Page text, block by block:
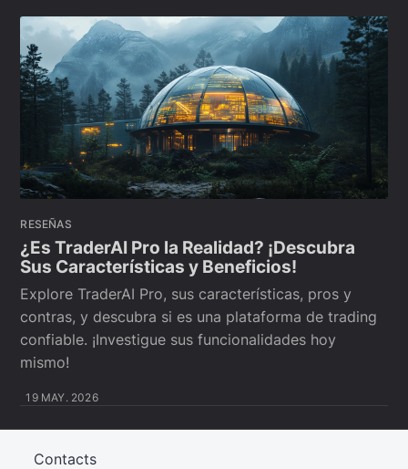
RESEÑAS
¿Es TraderAI Pro la Realidad? ¡Descubra
Sus Características y Beneficios!
Explore TraderAI Pro, sus características, pros y
contras, y descubra si es una plataforma de trading
confiable. ¡Investigue sus funcionalidades hoy
mismo!
19 MAY. 2026
Contacts